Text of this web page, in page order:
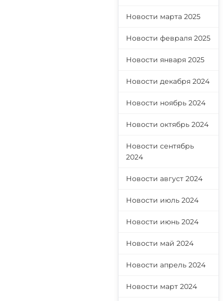
Новости марта 2025
Новости февраля 2025
Новости января 2025
Новости декабря 2024
Новости ноябрь 2024
Новости октябрь 2024
Новости сентябрь
2024
Новости август 2024
Новости июль 2024
Новости июнь 2024
Новости май 2024
Новости апрель 2024
Новости март 2024